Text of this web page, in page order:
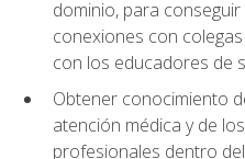
dominio, para
conexiones con
con los educadores de
Obtener conocimiento
atención médica y de
profesionales dentro